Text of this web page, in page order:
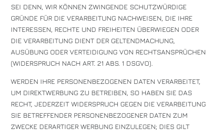
SEI DENN, WIR KÖNNEN ZWINGENDE SCHUTZWÜRDIGE
GRÜNDE FÜR DIE VERARBEITUNG NACHWEISEN, DIE IHRE
INTERESSEN, RECHTE UND FREIHEITEN ÜBERWIEGEN ODER
DIE VERARBEITUNG DIENT DER GELTENDMACHUNG,
AUSÜBUNG ODER VERTEIDIGUNG VON RECHTSANSPRÜCHEN
(WIDERSPRUCH NACH ART. 21 ABS. 1 DSGVO).
WERDEN IHRE PERSONENBEZOGENEN DATEN VERARBEITET,
UM DIREKTWERBUNG ZU BETREIBEN, SO HABEN SIE DAS
RECHT, JEDERZEIT WIDERSPRUCH GEGEN DIE VERARBEITUNG
SIE BETREFFENDER PERSONENBEZOGENER DATEN ZUM
ZWECKE DERARTIGER WERBUNG EINZULEGEN; DIES GILT